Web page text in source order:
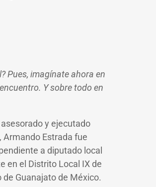
Pues, imagínate ahora en
Y sobre todo en
y ejecutado
Armando Estrada fue
a diputado local
en el Distrito Local IX de
de Guanajato de México.